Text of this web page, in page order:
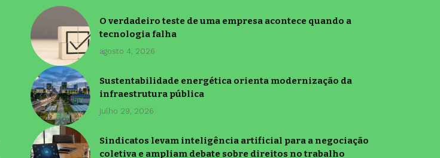
O verdadeiro teste de uma empresa acontece quando a
tecnologia falha
agosto 4, 2026
Sustentabilidade energética orienta modernização da
infraestrutura pública
julho 29, 2026
Sindicatos levam inteligência artificial para a negociação
coletiva e ampliam debate sobre direitos no trabalho